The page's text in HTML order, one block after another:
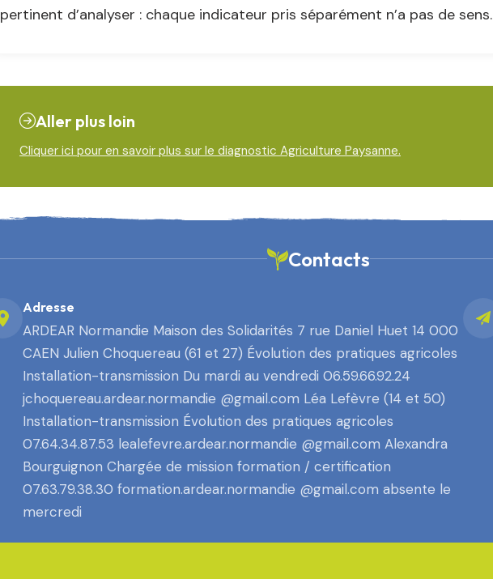
pertinent d’analyser : chaque indicateur pris séparément n’a pas de sens.
Aller plus loin
Cliquer ici pour en savoir plus sur le diagnostic Agriculture Paysanne.
Contacts
Adresse
ARDEAR Normandie Maison des Solidarités 7 rue Daniel Huet 14 000
CAEN Julien Choquereau (61 et 27) Évolution des pratiques agricoles
Installation-transmission Du mardi au vendredi 06.59.66.92.24
jchoquereau.ardear.normandie @gmail.com Léa Lefèvre (14 et 50)
Installation-transmission Évolution des pratiques agricoles
07.64.34.87.53 lealefevre.ardear.normandie @gmail.com Alexandra
Bourguignon Chargée de mission formation / certification
07.63.79.38.30 formation.ardear.normandie @gmail.com absente le
mercredi